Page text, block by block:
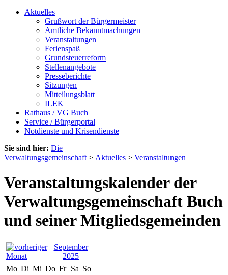
Aktuelles
Grußwort der Bürgermeister
Amtliche Bekanntmachungen
Veranstaltungen
Ferienspaß
Grundsteuerreform
Stellenangebote
Presseberichte
Sitzungen
Mitteilungsblatt
ILEK
Rathaus / VG Buch
Service / Bürgerportal
Notdienste und Krisendienste
Sie sind hier: Die
Verwaltungsgemeinschaft > Aktuelles > Veranstaltungen
Veranstaltungskalender der
Verwaltungsgemeinschaft Buch
und seiner Mitgliedsgemeinden
September
2025
Mo Di Mi Do Fr Sa So